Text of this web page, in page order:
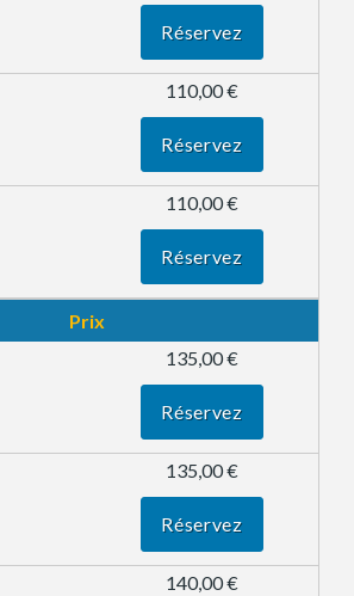
Réservez
110,00 €
Réservez
110,00 €
Réservez
Prix
135,00 €
Réservez
135,00 €
Réservez
140,00 €